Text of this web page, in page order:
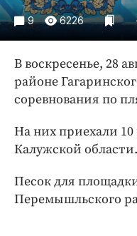
Происшествия
Спорт
ПРОЕКТЫ
Блоги
Издания
Медиаперсона
Клиника года
9 6226
В воскресенье, 28
районе
соревнования по
На них приехали
Калужской области.
Песок для
Перемышльского